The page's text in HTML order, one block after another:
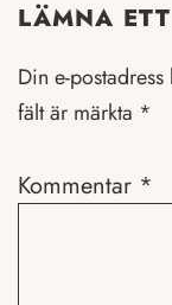
LÄMNA
Din e-
fält är märkta *
Kommentar *